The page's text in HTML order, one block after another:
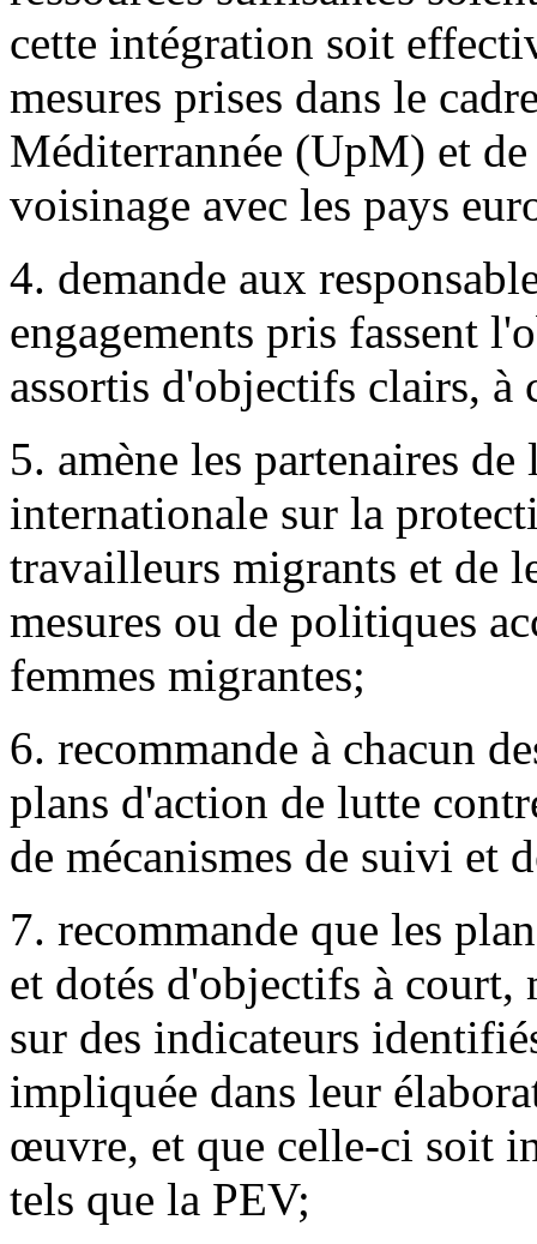
cette intégration soit
mesures prises dans le
Méditerrannée (UpM) et
voisinage avec les pays
4. demande aux
engagements pris fassent
assortis d'objectifs clairs,
5. amène les partenaires
internationale sur la
travailleurs migrants et de
mesures ou de politiques
femmes migrantes;
6. recommande à chacun
plans d'action de lutte
de mécanismes de suivi et
7. recommande que les
et dotés d'objectifs à court,
sur des indicateurs
impliquée dans leur
œuvre, et que celle-ci soit
tels que la PEV;